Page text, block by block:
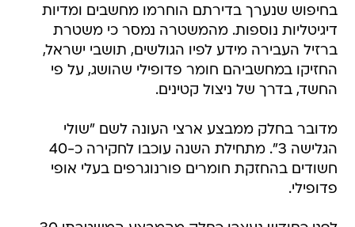
בחיפוש שנערך בדירתם הוחרמו מחשבים ומדיות
דיגיטליות נוספות. מהמשטרה נמסר כי משטרת
ברזיל העבירה מידע לפיו הגולשים, תושבי ישראל,
החזיקו במחשביהם חומר פדופילי שהושג, על פי
החשד, בדרך של ניצול קטינים.
מדובר בחלק ממבצע ארצי העונה לשם "שולי
הגלישה 3". מתחילת השנה עוכבו לחקירה כ-40
חשודים בהחזקת חומרים פורנוגרפים בעלי אופי
פדופילי.